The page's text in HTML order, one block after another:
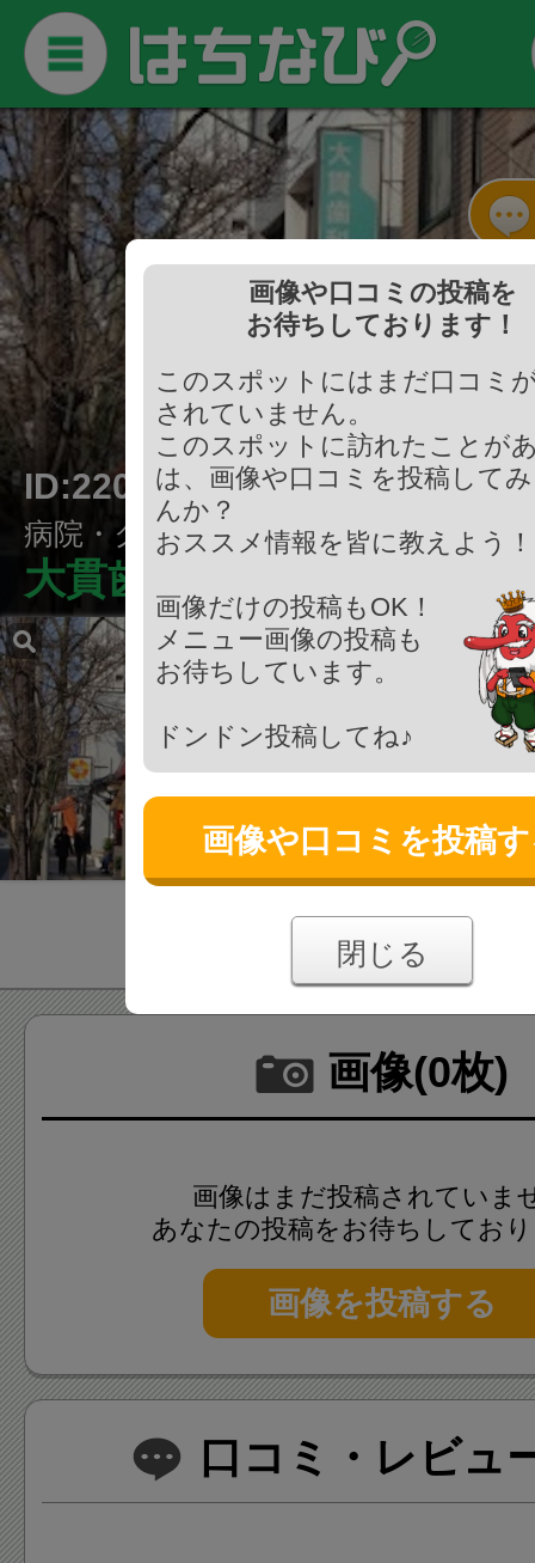
ID:220142
病院・クリニック/歯科・歯医者
大貫歯科医院
画像(0枚)
画像はまだ投稿されていま
あなたの投稿をお待ちしてお
画像を投稿する
口コミ・レビュ
画像や口コミの投稿を
お待ちしております！
このスポットにはまだ口コミ
されていません。
このスポットに訪れたことが
は、画像や口コミを投稿して
んか？
おススメ情報を皆に教えよう
画像だけの投稿もOK！
メニュー画像の投稿も
お待ちしています。
ドンドン投稿してね♪
画像や口コミを投稿
閉じる